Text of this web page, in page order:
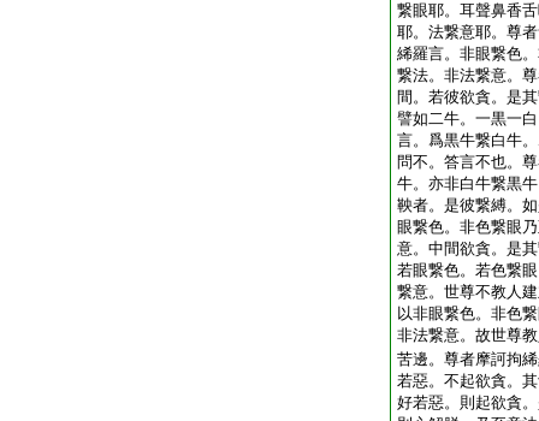
繋眼耶。耳聲鼻香
耶。法繋意耶。尊
絺羅言。非眼繋色
繋法。非法繋意。
間。若彼欲貪。是
譬如二牛。一黒一
言。爲黒牛繋白牛
問不。答言不也。
牛。亦非白牛繋黒
鞅者。是彼繋縛。
眼繋色。非色繋眼
意。中間欲貪。是
若眼繋色。若色繋
繋意。世尊不教人
以非眼繋色。非色
非法繋意。故世尊
苦邊。尊者摩訶拘
若惡。不起欲貪。
好若惡。則起欲貪